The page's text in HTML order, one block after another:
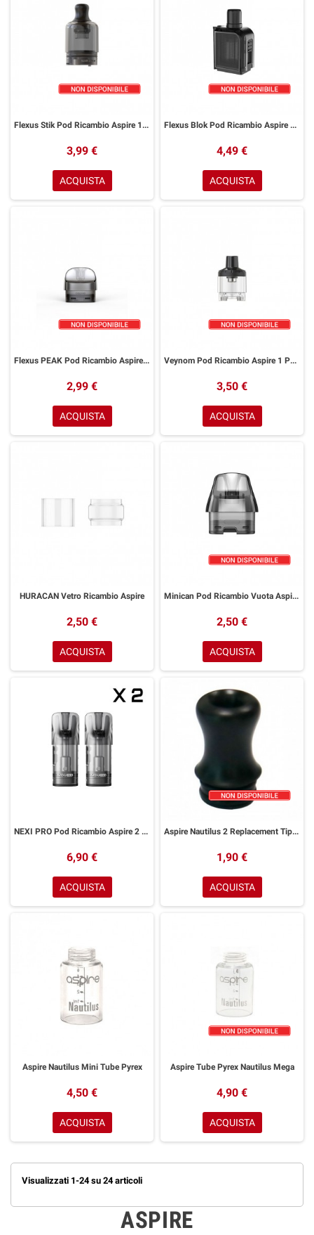
Flexus Stik Pod Ricambio Aspire 1 Pezzo
3,99 €
ACQUISTA
Flexus Blok Pod Ricambio Aspire 1 Pezzo
4,49 €
ACQUISTA
Flexus PEAK Pod Ricambio Aspire 1 Pezzo
2,99 €
ACQUISTA
Veynom Pod Ricambio Aspire 1 Pezzo
3,50 €
ACQUISTA
HURACAN Vetro Ricambio Aspire
2,50 €
ACQUISTA
Minican Pod Ricambio Vuota Aspire 1 Pezzo
2,50 €
ACQUISTA
NEXI PRO Pod Ricambio Aspire 2 Pezzi
6,90 €
ACQUISTA
Aspire Nautilus 2 Replacement Tip Drip 1pz
1,90 €
ACQUISTA
Aspire Nautilus Mini Tube Pyrex
4,50 €
ACQUISTA
Aspire Tube Pyrex Nautilus Mega
4,90 €
ACQUISTA
Visualizzati 1-24 su 24 articoli
ASPIRE